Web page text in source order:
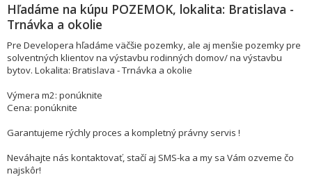
Hľadáme na kúpu POZEMOK, lokalita: Bratislava -
Trnávka a okolie
Pre Developera hľadáme väčšie pozemky, ale aj menšie pozemky pre
solventných klientov na výstavbu rodinných domov/ na výstavbu
bytov. Lokalita: Bratislava - Trnávka a okolie
Výmera m2: ponúknite
Cena: ponúknite
Garantujeme rýchly proces a kompletný právny servis !
Neváhajte nás kontaktovať, stačí aj SMS-ka a my sa Vám ozveme čo
najskôr!